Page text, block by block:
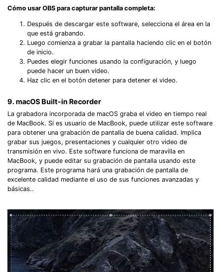
Cómo usar OBS para capturar pantalla completa:
Después de descargar este software, selecciona el área en la
que está grabando.
Luego comienza a grabar la pantalla haciendo clic en el botón
de inicio.
Puedes elegir funciones usando la configuración, y luego
puede hacer un buen video.
Haz clic en el botón detener para detener el video.
9. macOS Built-in Recorder
La grabadora incorporada de macOS graba el video en tiempo real
de MacBook. Si es usuario de MacBook, puede utilizar este software
para obtener una grabación de pantalla de buena calidad. Implica
grabar sus juegos, presentaciones y cualquier otro video de
transmisión en vivo. Este software funciona de maravilla en
MacBook, y puede editar su grabación de pantalla usando este
programa. Este programa hará una grabación de pantalla de
excelente calidad mediante el uso de sus funciones avanzadas y
básicas..